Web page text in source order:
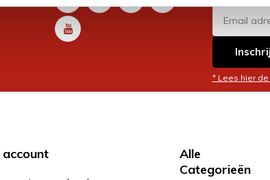
* Lees hier
account
Alle
Categorieën